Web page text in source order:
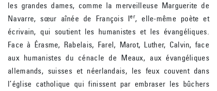
les grandes dames, comme la merveilleuse Marguerite de
Navarre, sœur aînée de François Ier, elle-même poète et
écrivain, qui soutient les humanistes et les évangéliques.
Face à Érasme, Rabelais, Farel, Marot, Luther, Calvin, face
aux humanistes du cénacle de Meaux, aux évangéliques
allemands, suisses et néerlandais, les feux couvent dans
l’église catholique qui finissent par embraser les bûchers